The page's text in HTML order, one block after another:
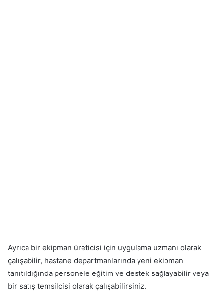
Ayrıca bir ekipman üreticisi için uygulama uzmanı olarak
çalışabilir, hastane departmanlarında yeni ekipman
tanıtıldığında personele eğitim ve destek sağlayabilir veya
bir satış temsilcisi olarak çalışabilirsiniz.